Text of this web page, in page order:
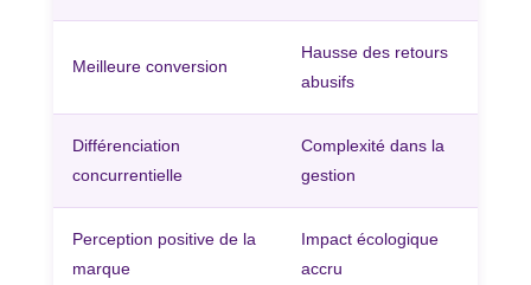
Meilleure conversion
Hausse des retours
abusifs
Différenciation
concurrentielle
Complexité dans la
gestion
Perception positive de la
marque
Impact écologique
accru